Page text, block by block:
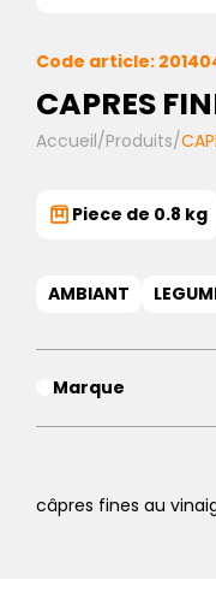
Code article:
CAPRES
Accueil/Produits/
Piece de 0.8 kg
AMBIANT
Marque
câpres fines au